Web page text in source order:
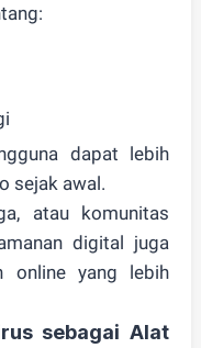
dapat lebih
sejak awal.
atau komunitas
digital juga
online yang lebih
sebagai Alat